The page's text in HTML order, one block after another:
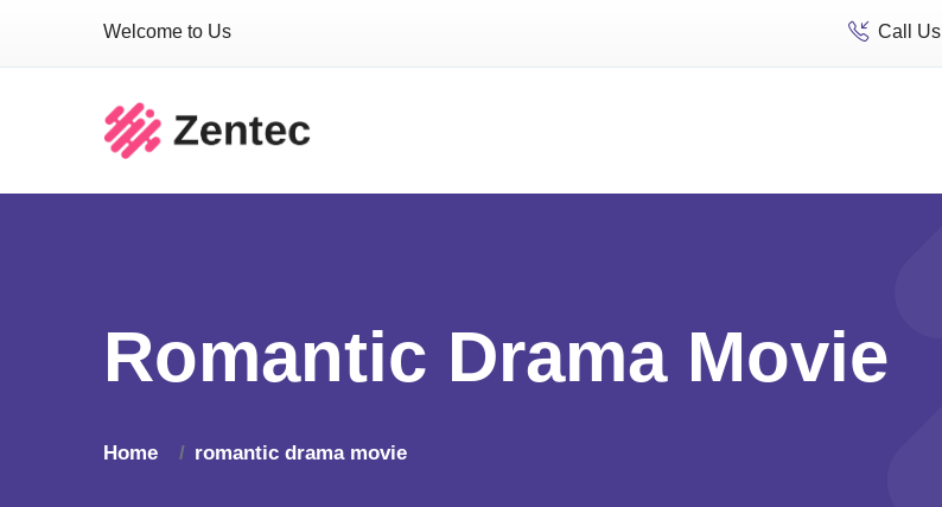
Welcome to Us Call Us
Romantic Drama Movie
Home romantic drama movie